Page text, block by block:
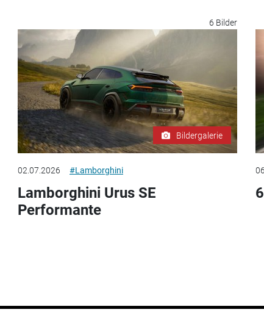
6 Bilder
Bildergalerie
02.07.2026 #Lamborghini
Lamborghini Urus SE
Performante